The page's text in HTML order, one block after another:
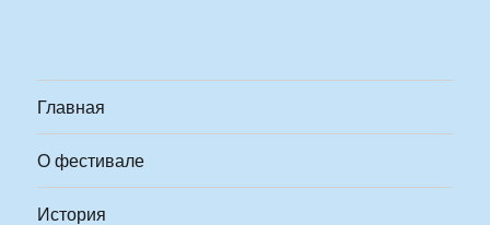
Главная
О фестивале
История